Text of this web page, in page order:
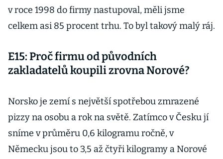
v roce 1998 do firmy nastupoval, měli jsme
celkem asi 85 procent trhu. To byl takový malý ráj.
E15: Proč firmu od původních
zakladatelů koupili zrovna Norové?
Norsko je zemí s největší spotřebou zmrazené
pizzy na osobu a rok na světě. Zatímco v Česku jí
sníme v průměru 0,6 kilogramu ročně, v
Německu jsou to 3,5 až čtyři kilogramy a Norové